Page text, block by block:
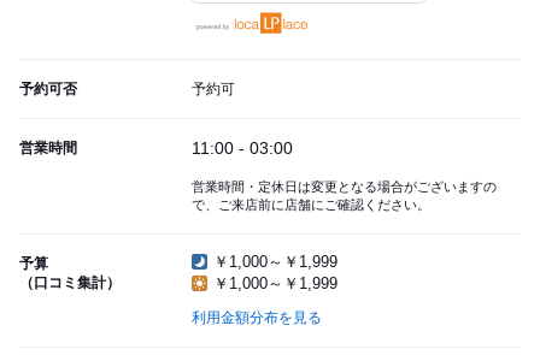
予約可否 予約可
営業時間 11:00 - 03:00
営業時間・定休日は変更となる場合がございますの
で、ご来店前に店舗にご確認ください。
予算
（口コミ集計）
￥1,000～￥1,999
￥1,000～￥1,999
利用金額分布を見る